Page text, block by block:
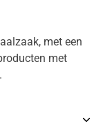
met een
met